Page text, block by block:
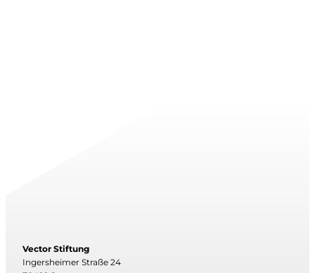
Vector Stiftung
Ingersheimer Straße 24